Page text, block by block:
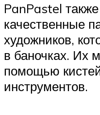
PanPastel
качественные
художников,
в баночках. Их
помощью
инструментов.